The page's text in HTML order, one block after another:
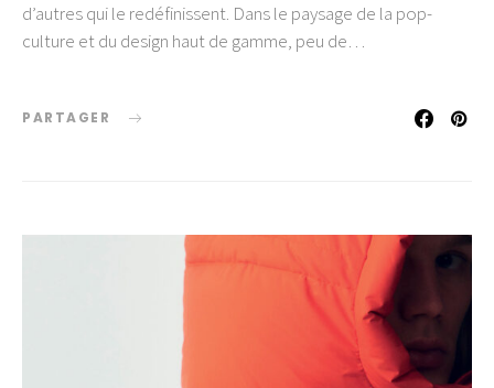
d’autres qui le redéfinissent. Dans le paysage de la pop-
culture et du design haut de gamme, peu de…
PARTAGER